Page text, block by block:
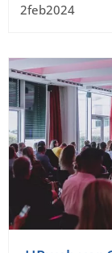
2feb2024